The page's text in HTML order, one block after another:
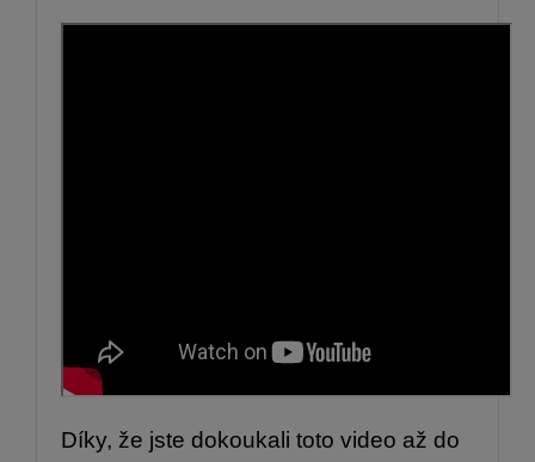
Díky, že jste dokoukali toto video až do